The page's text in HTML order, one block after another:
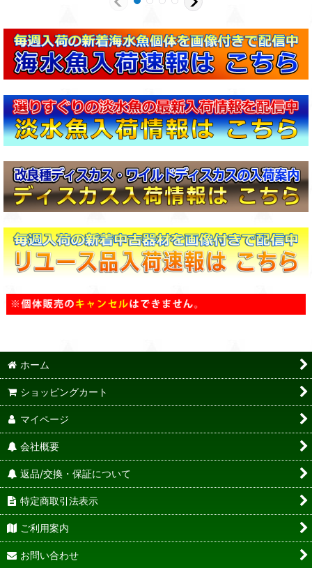
ホーム
ショッピングカート
マイページ
会社概要
返品/交換・保証について
特定商取引法表示
ご利用案内
お問い合わせ